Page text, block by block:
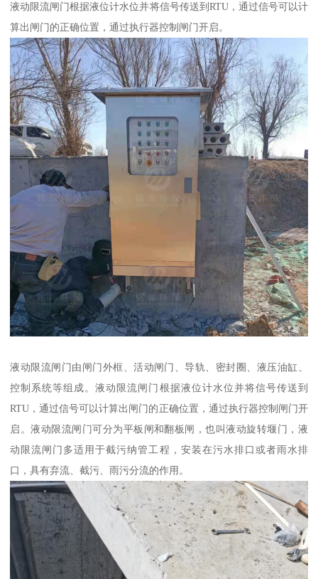
液动限流闸门根据液位计水位并将信号传送到RTU，通过信号可以计
算出闸门的正确位置，通过执行器控制闸门开启。
液动限流闸门由闸门外框、活动闸门、导轨、密封圈、液压油缸、
控制系统等组成。液动限流闸门根据液位计水位并将信号传送到
RTU，通过信号可以计算出闸门的正确位置，通过执行器控制闸门开
启。液动限流闸门可分为平板闸和翻板闸，也叫液动旋转堰门，液
动限流闸门多适用于截污纳管工程，安装在污水排口或者雨水排
口，具有弃流、截污、雨污分流的作用。